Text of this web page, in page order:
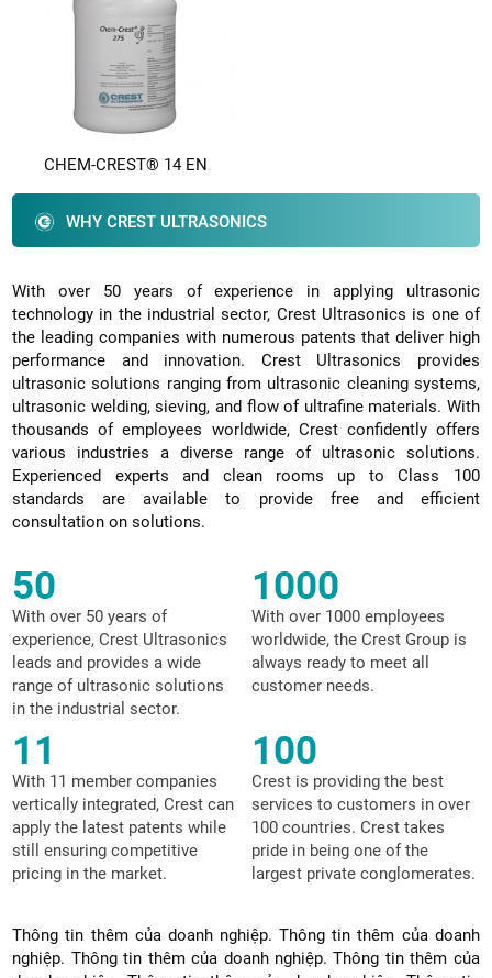
CHEM-CREST® 14 EN
WHY CREST ULTRASONICS
With over 50 years of experience in applying ultrasonic
technology in the industrial sector, Crest Ultrasonics is one of
the leading companies with numerous patents that deliver high
performance and innovation. Crest Ultrasonics provides
ultrasonic solutions ranging from ultrasonic cleaning systems,
ultrasonic welding, sieving, and flow of ultrafine materials. With
thousands of employees worldwide, Crest confidently offers
various industries a diverse range of ultrasonic solutions.
Experienced experts and clean rooms up to Class 100
standards are available to provide free and efficient
consultation on solutions.
50
With over 50 years of
experience, Crest Ultrasonics
leads and provides a wide
range of ultrasonic solutions
in the industrial sector.
1000
With over 1000 employees
worldwide, the Crest Group is
always ready to meet all
customer needs.
11
With 11 member companies
vertically integrated, Crest can
apply the latest patents while
still ensuring competitive
pricing in the market.
100
Crest is providing the best
services to customers in over
100 countries. Crest takes
pride in being one of the
largest private conglomerates.
Thông tin thêm của doanh nghiệp. Thông tin thêm của doanh
nghiệp. Thông tin thêm của doanh nghiệp. Thông tin thêm của